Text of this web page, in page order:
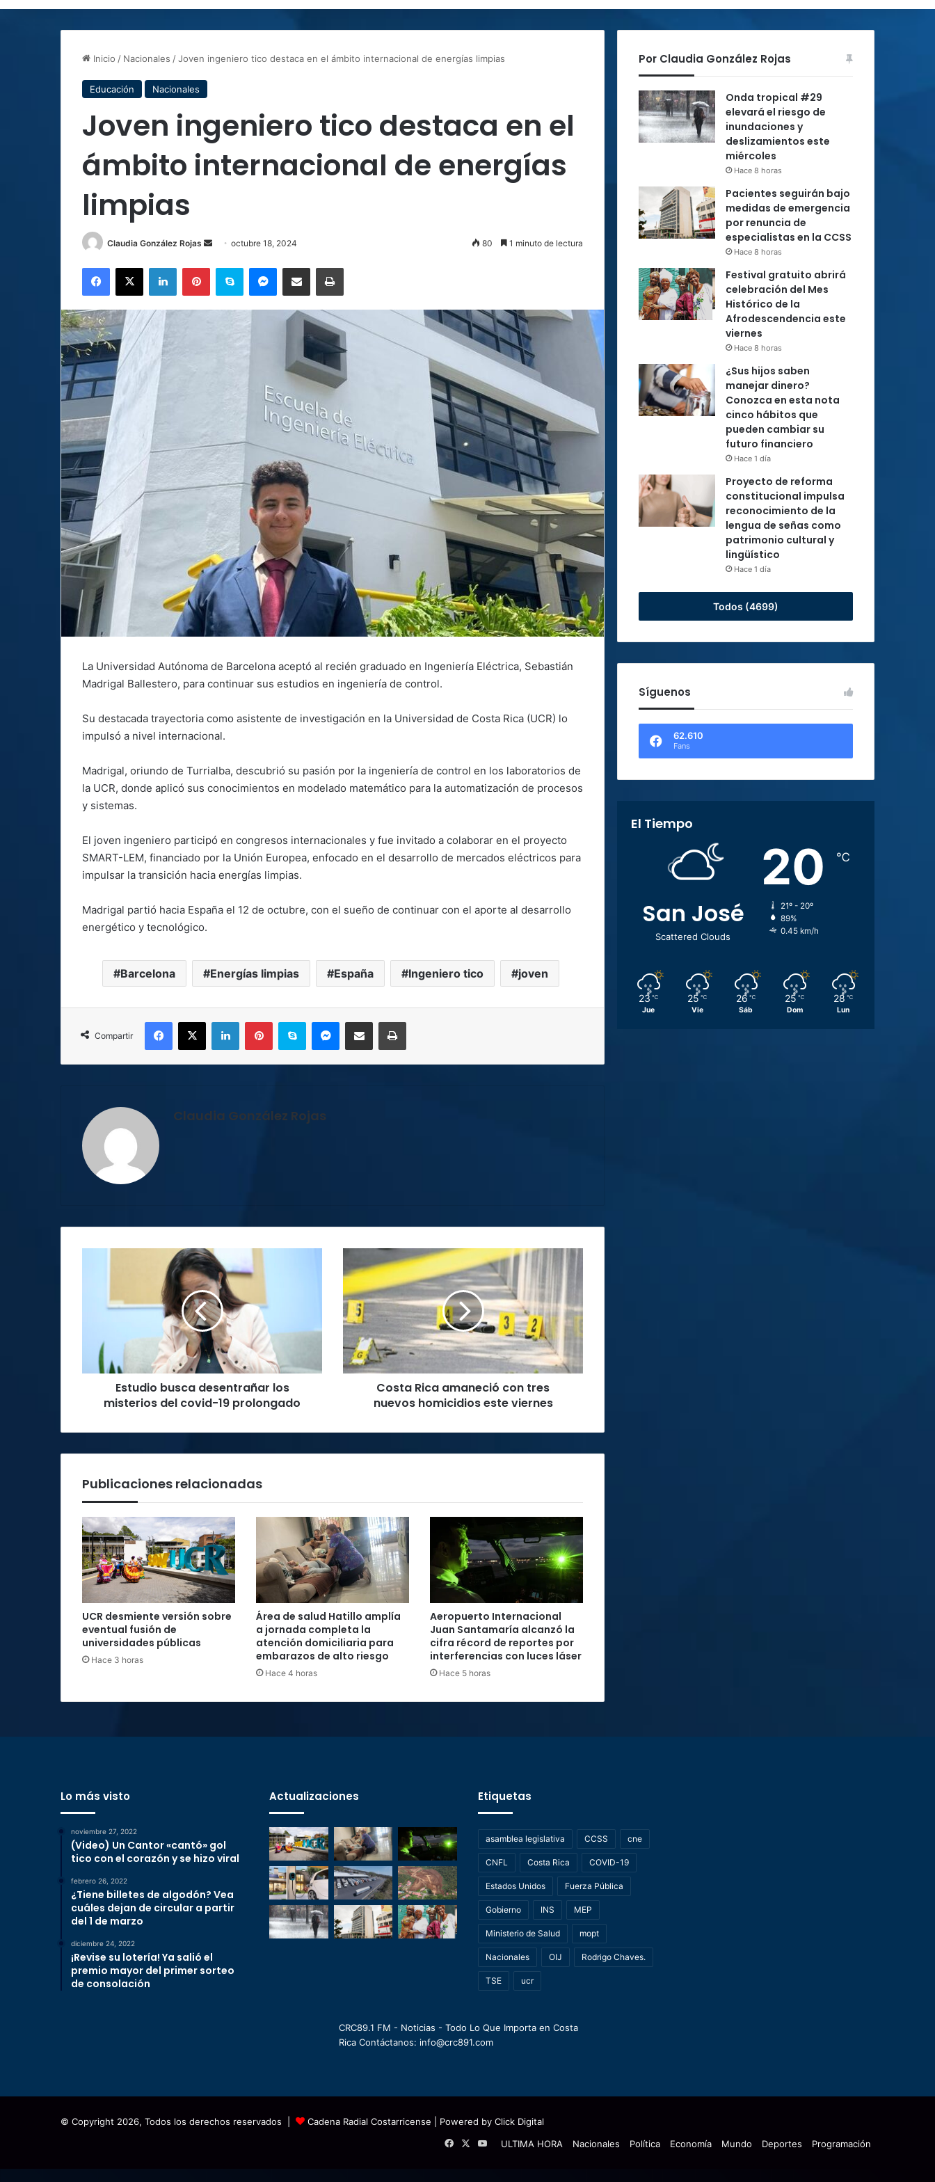
Inicio / Nacionales /Joven ingeniero tico destaca en el ámbito internacional de energías limpias
Educación Nacionales
Joven ingeniero tico destaca en el
ámbito internacional de energías
limpias
Claudia González Rojas
Send
email
octubre 18, 2024 80 1 minuto de lectura
Facebook
X LinkedInPinterestSkype MessengerCompartir por correo electrónicoImprimir
La Universidad Autónoma de Barcelona aceptó al recién graduado en Ingeniería Eléctrica, Sebastián
Madrigal Ballestero, para continuar sus estudios en ingeniería de control.
Su destacada trayectoria como asistente de investigación en la Universidad de Costa Rica (UCR) lo
impulsó a nivel internacional.
Madrigal, oriundo de Turrialba, descubrió su pasión por la ingeniería de control en los laboratorios de
la UCR, donde aplicó sus conocimientos en modelado matemático para la automatización de procesos
y sistemas.
El joven ingeniero participó en congresos internacionales y fue invitado a colaborar en el proyecto
SMART-LEM, financiado por la Unión Europea, enfocado en el desarrollo de mercados eléctricos para
impulsar la transición hacia energías limpias.
Madrigal partió hacia España el 12 de octubre, con el sueño de continuar con el aporte al desarrollo
energético y tecnológico.
Barcelona Energías limpias España Ingeniero tico joven
Compartir
Facebook
X LinkedInPinterestSkype MessengerCompartir por correo electrónicoImprimir
Claudia González Rojas
misterios
covid-
prolongado
Estudio busca desentrañar los
misterios del covid-19 prolongado
Rica
amaneció
con
tres
nuevos
homicidios
este
viernes
Costa Rica amaneció con tres
nuevos homicidios este viernes
Publicaciones relacionadas
UCR desmiente versión sobre
eventual fusión de
universidades públicas
Hace 3 horas
Área de salud Hatillo amplía
a jornada completa la
atención domiciliaria para
embarazos de alto riesgo
Hace 4 horas
Aeropuerto Internacional
Juan Santamaría alcanzó la
cifra récord de reportes por
interferencias con luces láser
Hace 5 horas
Por Claudia González Rojas
Onda tropical #29
elevará el riesgo de
inundaciones y
deslizamientos este
miércoles
Hace 8 horas
Pacientes seguirán bajo
medidas de emergencia
por renuncia de
especialistas en la CCSS
Hace 8 horas
Festival gratuito abrirá
celebración del Mes
Histórico de la
Afrodescendencia este
viernes
Hace 8 horas
¿Sus hijos saben
manejar dinero?
Conozca en esta nota
cinco hábitos que
pueden cambiar su
futuro financiero
Hace 1 día
Proyecto de reforma
constitucional impulsa
reconocimiento de la
lengua de señas como
patrimonio cultural y
lingüístico
Hace 1 día
Todos (4699)
Síguenos
62.610
Fans
El Tiempo
San José
Scattered Clouds
20 ℃
21º - 20º
89%
0.45 km/h
23 ℃
Jue
25 ℃
Vie
26 ℃
Sáb
25 ℃
Dom
28 ℃
Lun
Lo más visto
noviembre 27, 2022
(Video) Un Cantor «cantó» gol
tico con el corazón y se hizo viral
febrero 26, 2022
¿Tiene billetes de algodón? Vea
cuáles dejan de circular a partir
del 1 de marzo
diciembre 24, 2022
¡Revise su lotería! Ya salió el
premio mayor del primer sorteo
de consolación
Actualizaciones Etiquetas
asamblea legislativa CCSS cne
CNFL Costa Rica COVID-19
Estados Unidos Fuerza Pública
Gobierno INS MEP
Ministerio de Salud mopt
Nacionales OIJ Rodrigo Chaves.
TSE ucr
CRC89.1 FM - Noticias - Todo Lo Que Importa en Costa
Rica Contáctanos: info@crc891.com
© Copyright 2026, Todos los derechos reservados | Cadena Radial Costarricense | Powered by Click Digital
ULTIMA HORA
Nacionales Política Economía Mundo Deportes Programación
Facebook
X YouTube